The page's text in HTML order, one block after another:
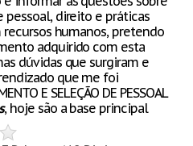
direito e práticas
humanos, pretendo
adquirido com esta
dúvidas que surgiram e
que me foi
E SELEÇÃO DE PESSOAL
, hoje são a base principal